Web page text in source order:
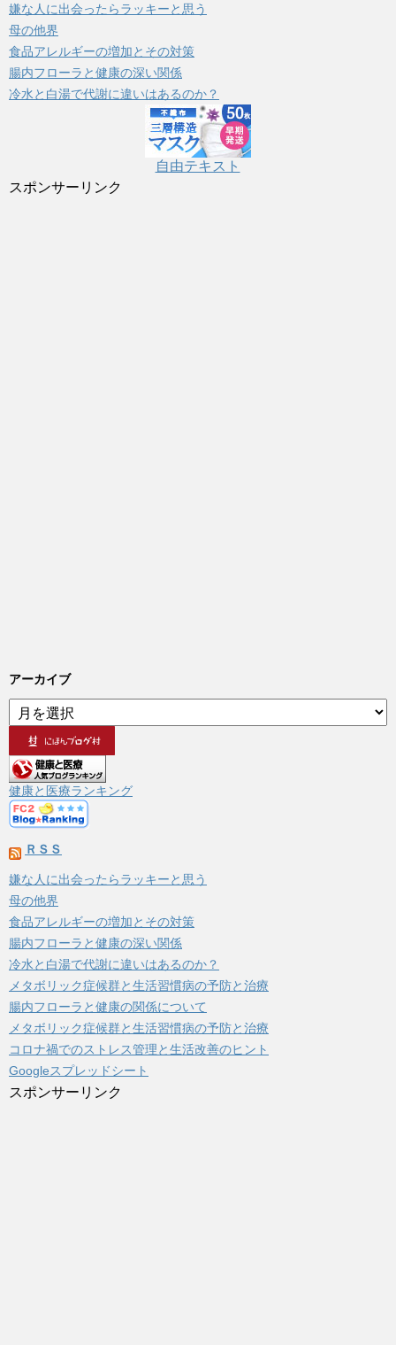
ー
嫌な人に出会ったらラッキーと思う
母の他界
食品アレルギーの増加とその対策
腸内フローラと健康の深い関係
冷水と白湯で代謝に違いはあるのか？
自由テキスト
スポンサーリンク
アーカイブ
ア
ー
イ
ブ
健康と医療ランキング
ＲＳＳ
嫌な人に出会ったらラッキーと思う
母の他界
食品アレルギーの増加とその対策
腸内フローラと健康の深い関係
冷水と白湯で代謝に違いはあるのか？
メタボリック症候群と生活習慣病の予防と治療
腸内フローラと健康の関係について
メタボリック症候群と生活習慣病の予防と治療
コロナ禍でのストレス管理と生活改善のヒント
Googleスプレッドシート
スポンサーリンク